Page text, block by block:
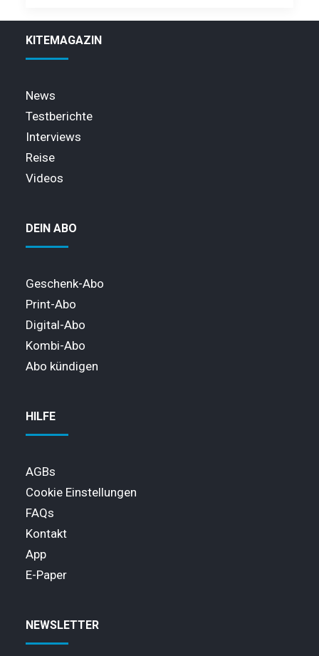
KITEMAGAZIN
News
Testberichte
Interviews
Reise
Videos
DEIN ABO
Geschenk-Abo
Print-Abo
Digital-Abo
Kombi-Abo
Abo kündigen
HILFE
AGBs
Cookie Einstellungen
FAQs
Kontakt
App
E-Paper
NEWSLETTER